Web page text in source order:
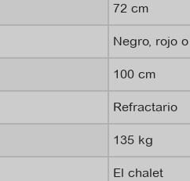
72 cm
Negro, rojo
100 cm
Refractario
135 kg
El chalet